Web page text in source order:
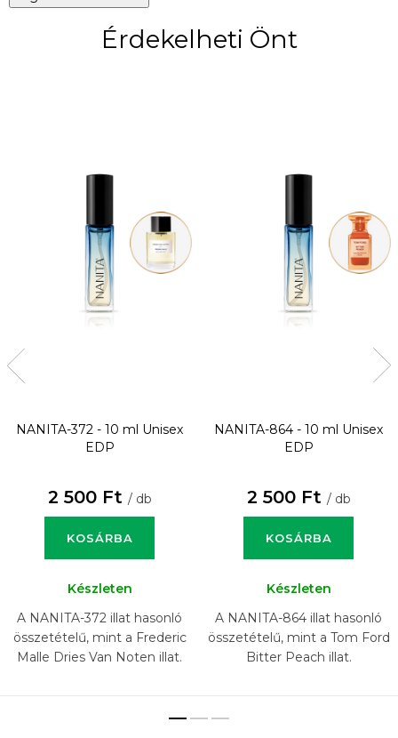
Érdekelheti Önt
NANITA-372 - 10 ml Unisex
EDP
2 500 Ft / db
KOSÁRBA
Készleten
A NANITA-372 illat hasonló
összetételű, mint a Frederic
Malle Dries Van Noten illat.
NANITA-864 - 10 ml Unisex
EDP
2 500 Ft / db
KOSÁRBA
Készleten
A NANITA-864 illat hasonló
összetételű, mint a Tom Ford
Bitter Peach illat.